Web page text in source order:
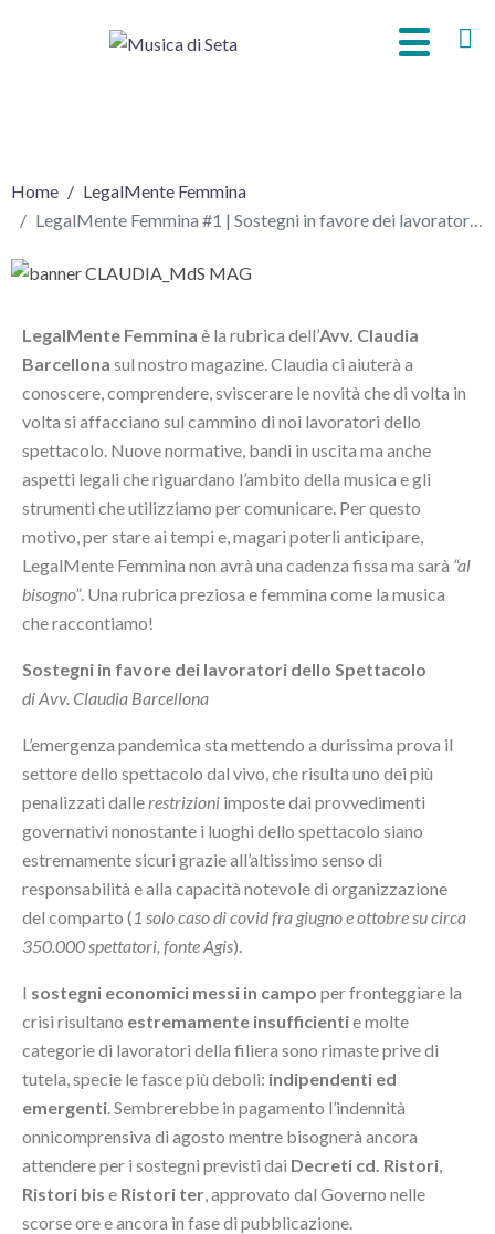
Home
LegalMente Femmina
LegalMente Femmina #1 | Sostegni in favore dei lavoratori dello Spettacolo
LegalMente Femmina è la rubrica dell’Avv. Claudia
Barcellona sul nostro magazine. Claudia ci aiuterà a
conoscere, comprendere, sviscerare le novità che di volta in
volta si affacciano sul cammino di noi lavoratori dello
spettacolo. Nuove normative, bandi in uscita ma anche
aspetti legali che riguardano l’ambito della musica e gli
strumenti che utilizziamo per comunicare. Per questo
motivo, per stare ai tempi e, magari poterli anticipare,
LegalMente Femmina non avrà una cadenza fissa ma sarà “al
bisogno”. Una rubrica preziosa e femmina come la musica
che raccontiamo!
Sostegni in favore dei lavoratori dello Spettacolo
di Avv. Claudia Barcellona
L’emergenza pandemica sta mettendo a durissima prova il
settore dello spettacolo dal vivo, che risulta uno dei più
penalizzati dallerestrizioni imposte dai provvedimenti
governativi nonostante i luoghi dello spettacolo siano
estremamente sicuri grazie all’altissimo senso di
responsabilità e alla capacità notevole di organizzazione
del comparto (1 solo caso di covid fra giugno e ottobre su circa
350.000 spettatori, fonte Agis).
I sostegni economici messi in campo per fronteggiare la
crisi risultano estremamente insufficientie molte
categorie di lavoratori della filiera sono rimaste prive di
tutela, specie le fasce più deboli: indipendenti ed
emergenti. Sembrerebbe in pagamento l’indennità
onnicomprensiva di agosto mentre bisognerà ancora
attendere per i sostegni previsti dai Decreti cd. Ristori,
Ristori bis e Ristori ter, approvato dal Governo nelle
scorse ore e ancora in fase di pubblicazione.